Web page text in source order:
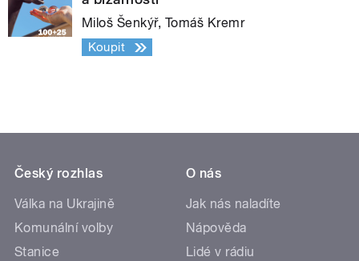
Miloš Šenkýř, Tomáš Kremr
Koupit
Český rozhlas
Válka na Ukrajině
Komunální volby
Stanice
O nás
Jak nás naladíte
Nápověda
Lidé v rádiu